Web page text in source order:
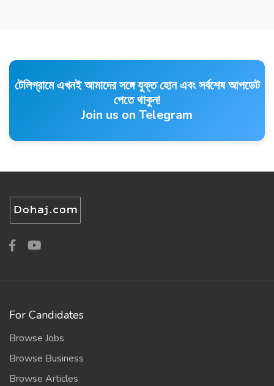
টেলিগ্রামে এখনই আমাদের সঙ্গে যুক্ত হোন এবং সর্বশেষ আপডেট
পেতে থাকুন!
Join us on Telegram
For Candidates
Browse Jobs
Browse Business
Browse Articles